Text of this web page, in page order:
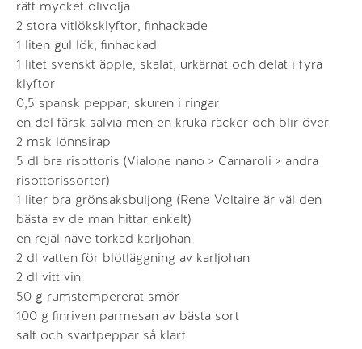
rätt mycket olivolja
2 stora vitlöksklyftor, finhackade
1 liten gul lök, finhackad
1 litet svenskt äpple, skalat, urkärnat och delat i fyra
klyftor
0,5 spansk peppar, skuren i ringar
en del färsk salvia men en kruka räcker och blir över
2 msk lönnsirap
5 dl bra risottoris (Vialone nano > Carnaroli > andra
risottorissorter)
1 liter bra grönsaksbuljong (Rene Voltaire är väl den
bästa av de man hittar enkelt)
en rejäl näve torkad karljohan
2 dl vatten för blötläggning av karljohan
2 dl vitt vin
50 g rumstempererat smör
100 g finriven parmesan av bästa sort
salt och svartpeppar så klart